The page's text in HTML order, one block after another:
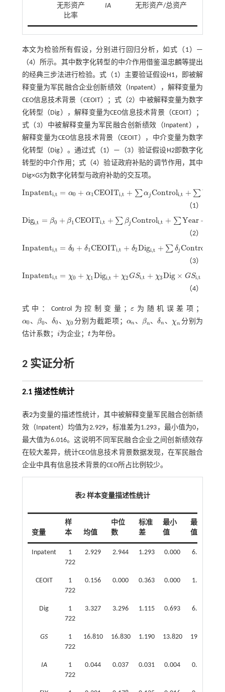
无形资产
比率
IA 无形资产/总资产
本文为检验所有假设，分别进行回归分析，如式（ 1）—
（4）所示。其中数字化转型的中介作用借鉴温忠麟等提出
的经典三步法进行检验。式（1） 主要验证假设H1，即被解
释变量为军民融合企业创新绩效（Inpatent），解释变量为
CEO信息技术背景（CEOIT）； 式（2） 中被解释变量为数字
化转型（Dig），解释变量为CEO信息技术背景（CEOIT）；
式（3） 中被解释变量为军民融合创新绩效（Inpatent），
解释变量为CEO信息技术背景（CEOIT），中介变量为数字
化转型（Dig）。通过式（1） —（3）验证假设H2即数字化
转型的中介作用； 式（4）验证政府补贴的调节作用，其中
Dig×GS为数字化转型与政府补助的交互项。
Inpatenti,t = α0 + α1CEOITi,t + ∑α jControli,t + ∑Y
Inpatent,t=α 0+ α1C EOITi,t+∑αjContr oli t+ ∑Year+∑Firm+ε ,t
（1）
Digi,t = β0 + β1CEOITi,t + ∑ βjControli,t + ∑Year +
Digi,t= β0 +β1 CE OITi,t+∑βjCont ro i,t + ∑Year+∑Firm+ εi,
（2）
Inpatenti,t = δ0 + δ1CEOITi,t + δ2Digi,t + ∑ δjContro
Inpatent,t=δ 0+ δ1CEOITi,t+δ2Digi,t +∑ δjControl ,t+ ∑ Year+∑Firm+
（3）
Inpatenti,t = χ0 + χ1Digi,t + χ2GSi,t + χ3Dig × GSi,t
Inpatent,t=χ 0+ χ1D igi t+χ2GSi,t +χ3Dig×GSi, t+∑χjContr oli t+∑Ye
（4）
式中：Control为控制变量；ε
ε 为随机误差项；
α0 、 β0、δ0 、 χ0
α0 、 β0、 δ0、 χ0 分别为截距项； αn 、 βn、δn 、 χn
αn、 βn、 δn、 χn
分别为
估计系数； i
i 为企业；t
t 为年份。
2 实证分析
2.1 描述性统计
表2为变量的描述性统计，其中被解释变量军民融合创新绩
效（Inpatent）均值为2.929，标准差为1.293，最小值为0，
最大值为6.016。这说明不同军民融合企业之间创新绩效存
在较大差异，统计CEO信息技术背景数据发现，在军民融合
企业中具有信息技术背景的CEO所占比例较少。
表2 样本变量描述性统计
变量
样
本
均值
中位
数
标准
差
最小
值
最大
值
Inpatent
1
722
2.929 2.944 1.293 0.000 6.016
CEOIT
1
722
0.156 0.000 0.363 0.000 1.000
Dig
1
722
3.327 3.296 1.115 0.693 6.043
GS
1
722
16.810 16.830 1.190 13.820 19.780
IA
1
722
0.044 0.037 0.031 0.004 0.177